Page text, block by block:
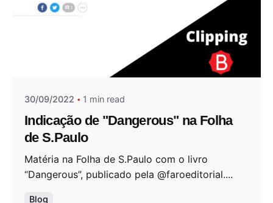
30/09/2022 1 min read
Indicação de "Dangerous" na Folha
de S.Paulo
Matéria na Folha de S.Paulo com o livro
“Dangerous”, publicado pela @faroeditorial....
Blog